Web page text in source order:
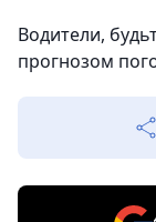
Водители,
прогнозом